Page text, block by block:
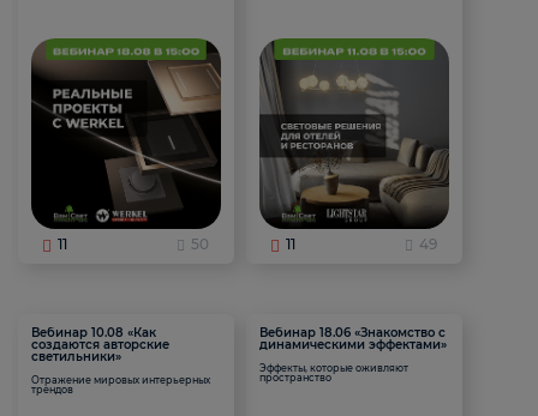
11 50 11 49
Вебинар 10.08 «Как
создаются авторские
светильники»
Отражение мировых интерьерных
трендов
Вебинар 18.06 «Знакомство с
динамическими эффектами»
Эффекты, которые оживляют
пространство